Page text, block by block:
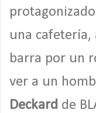
una cafetería,
barra por un
ver a un
Deckard de